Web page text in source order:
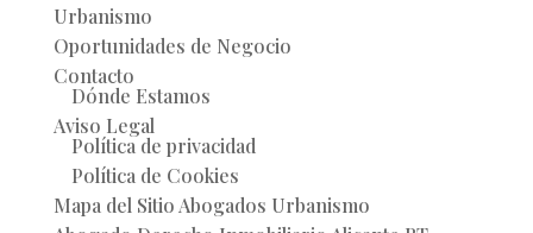
Urbanismo
Oportunidades de Negocio
Contacto
Dónde Estamos
Aviso Legal
Política de privacidad
Política de Cookies
Mapa del Sitio Abogados Urbanismo